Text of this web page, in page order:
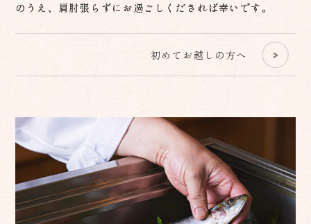
のうえ、 肩肘張らずにお過ごしくだされば幸いです。
初めてお越しの方へ